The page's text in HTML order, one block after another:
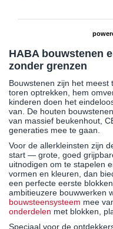
HABA bouwstenen
zonder grenzen
Bouwstenen zijn het meest
toren optrekken, hem
kinderen doen het
van. De houten
van massief beukenhout,
generaties mee te gaan.
Voor de allerkleinsten zijn
start — grote, goed
uitnodigen om te stapelen
vormen en kleuren, dan
een perfecte eerste
ambitieuzere bouwwerken
bouwsteensysteem mee
onderdelen met blokken,
Speciaal voor de